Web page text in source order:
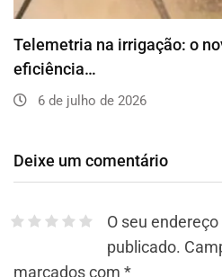
Telemetria na irrigação: o
eficiência…
6 de julho de 2026
Deixe um comentário
O seu
publicado.
marcados com *